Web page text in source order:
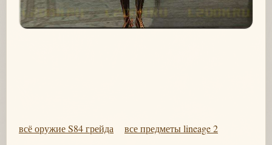
всё оружие S84 грейда все предметы lineage 2